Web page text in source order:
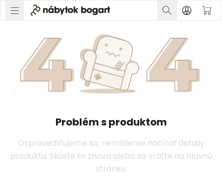
Problém s produktom
Ospravedlňujeme sa, nemôžeme načítať detaily
produktu. Skúste to znova alebo sa vráťte na hlavnú
stránku.